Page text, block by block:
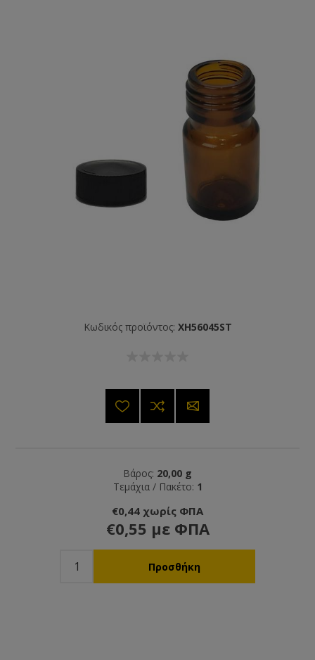
Κωδικός προϊόντος: XH56045ST
Βάρος: 20,00 g
Τεμάχια / Πακέτο: 1
€0,44 χωρίς ΦΠΑ
€0,55 με ΦΠΑ